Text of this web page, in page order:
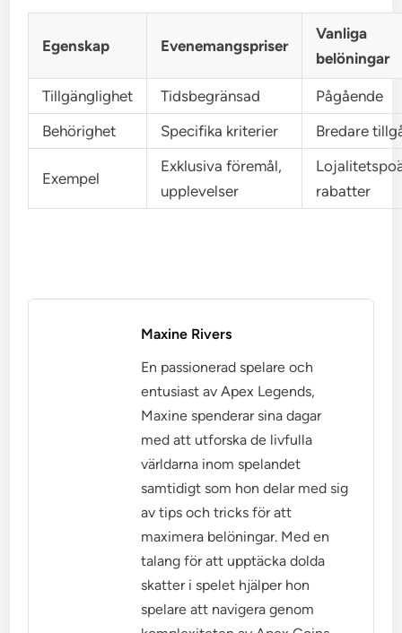
Egenskap Evenemangspriser
Vanliga
belöningar
Tillgänglighet Tidsbegränsad
Pågående
Behörighet
Specifika kriterier Bredare
Exempel
Exklusiva föremål,
upplevelser
rabatter
Maxine Rivers
En passionerad spelare och
entusiast av Apex Legends,
Maxine spenderar sina dagar
med att utforska de livfulla
världarna inom spelandet
samtidigt som hon delar med sig
av tips och tricks för att
maximera belöningar. Med en
talang för att upptäcka dolda
skatter i spelet hjälper hon
spelare att navigera genom